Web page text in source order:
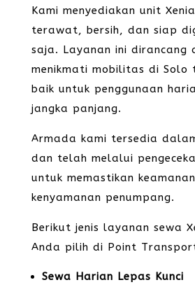
Kami menyediakan unit
terawat, bersih, dan siap
saja. Layanan ini dirancang
menikmati mobilitas di
baik untuk penggunaan
jangka panjang.
Armada kami tersedia
dan telah melalui
untuk memastikan
kenyamanan penumpang.
Berikut jenis layanan sewa
Anda pilih di Point
Sewa Harian Lepas Kunci